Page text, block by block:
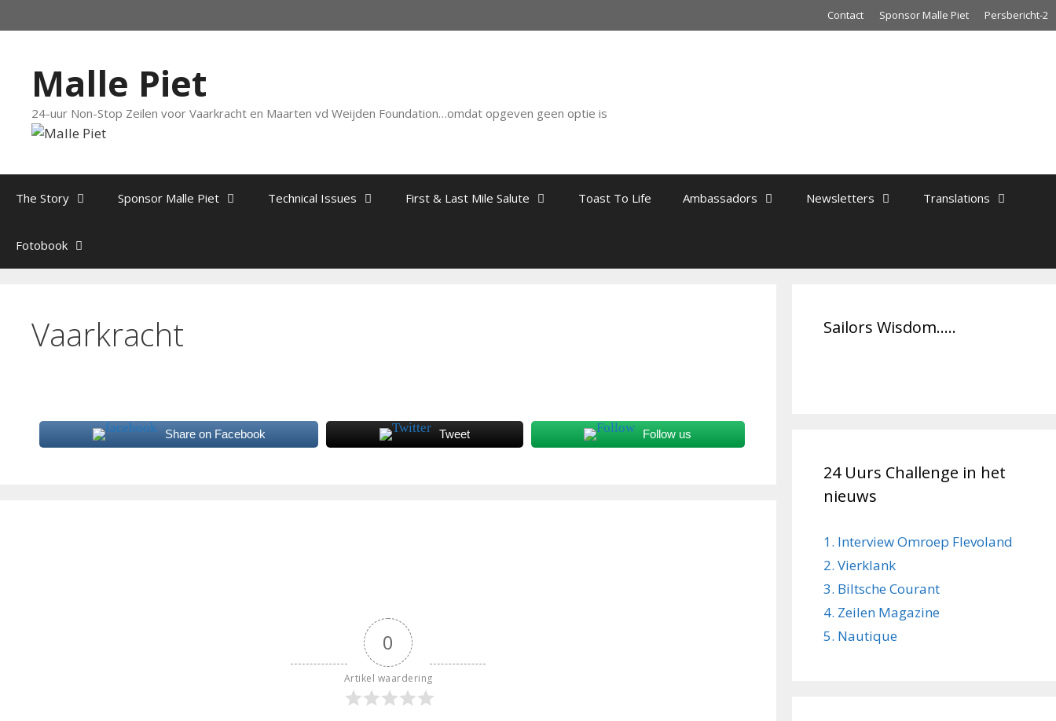
naar
inhoud
Contact Sponsor Malle Piet Persbericht-2
Malle Piet
24-uur Non-Stop Zeilen voor Vaarkracht en Maarten vd Weijden Foundation…omdat opgeven geen optie is
The Story Sponsor Malle Piet Technical Issues First & Last Mile Salute Toast To Life Ambassadors Newsletters Translations
Fotobook
Vaarkracht
Share on Facebook Tweet Follow us
0
Artikel waardering
Sailors Wisdom…..
24 Uurs Challenge in het
nieuws
1. Interview Omroep Flevoland
2. Vierklank
3. Biltsche Courant
4. Zeilen Magazine
5. Nautique